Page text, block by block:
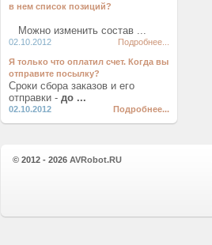
в нем список позиций?
Можно изменить состав ...
02.10.2012 Подробнее...
Я только что оплатил счет. Когда вы
отправите посылку?
Сроки сбора заказов и его
отправки - до ...
02.10.2012 Подробнее...
© 2012 - 2026 AVRobot.RU